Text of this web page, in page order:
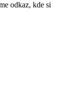
odkaz, kde si